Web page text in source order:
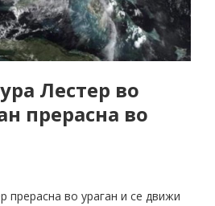
Лестер во
прерасна во
прерасна во ураган и се движи